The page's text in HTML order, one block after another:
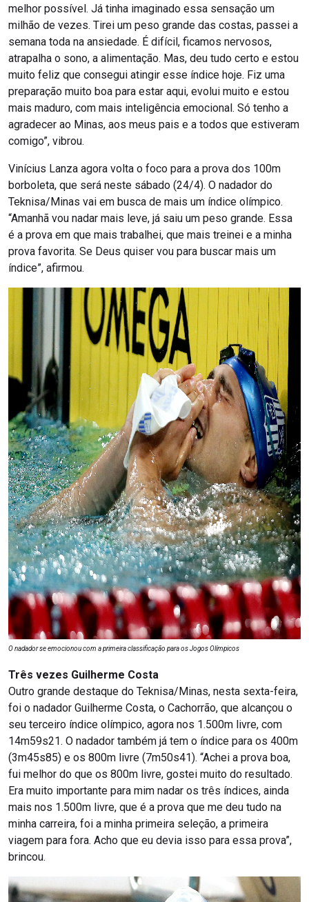
melhor possível. Já tinha imaginado essa sensação um
milhão de vezes. Tirei um peso grande das costas, passei a
semana toda na ansiedade. É difícil, ficamos nervosos,
atrapalha o sono, a alimentação. Mas, deu tudo certo e estou
muito feliz que consegui atingir esse índice hoje. Fiz uma
preparação muito boa para estar aqui, evolui muito e estou
mais maduro, com mais inteligência emocional. Só tenho a
agradecer ao Minas, aos meus pais e a todos que estiveram
comigo”, vibrou.
Vinícius Lanza agora volta o foco para a prova dos 100m
borboleta, que será neste sábado (24/4). O nadador do
Teknisa/Minas vai em busca de mais um índice olímpico.
“Amanhã vou nadar mais leve, já saiu um peso grande. Essa
é a prova em que mais trabalhei, que mais treinei e a minha
prova favorita. Se Deus quiser vou para buscar mais um
índice”, afirmou.
O nadador se emocionou com a primeira classificação para os Jogos Olímpicos
Três vezes Guilherme Costa
Outro grande destaque do Teknisa/Minas, nesta sexta-feira,
foi o nadador Guilherme Costa, o Cachorrão, que alcançou o
seu terceiro índice olímpico, agora nos 1.500m livre, com
14m59s21. O nadador também já tem o índice para os 400m
(3m45s85) e os 800m livre (7m50s41). “Achei a prova boa,
fui melhor do que os 800m livre, gostei muito do resultado.
Era muito importante para mim nadar os três índices, ainda
mais nos 1.500m livre, que é a prova que me deu tudo na
minha carreira, foi a minha primeira seleção, a primeira
viagem para fora. Acho que eu devia isso para essa prova”,
brincou.